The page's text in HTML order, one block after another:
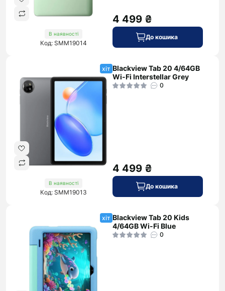
В наявності
Код: SMM19014
4 499 ₴
До кошика
хіт
В наявності
Код: SMM19013
Blackview Tab 20 4/64GB
Wi-Fi Interstellar Grey
0
4 499 ₴
До кошика
хіт Blackview Tab 20 Kids
4/64GB Wi-Fi Blue
0